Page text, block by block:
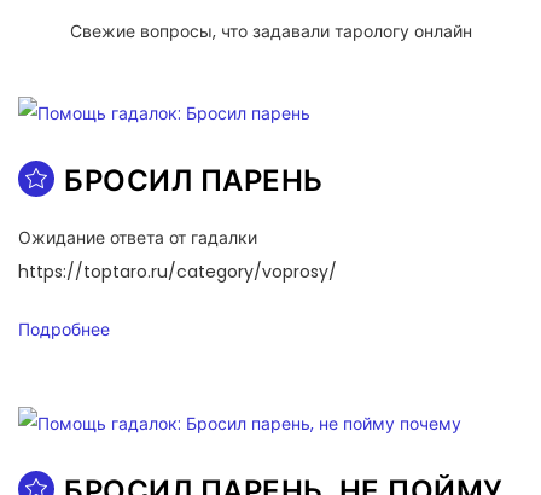
Свежие вопросы, что задавали тарологу онлайн
БРОСИЛ ПАРЕНЬ
Ожидание ответа от гадалки
https://toptaro.ru/category/voprosy/
Подробнее